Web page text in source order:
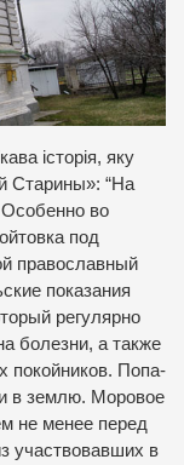
історія, яку
Старины»: “На
во
под
православный
показания
регулярно
болезни, а также
покойников. Попа-
в землю. Моровое
не менее перед
участвовавших в